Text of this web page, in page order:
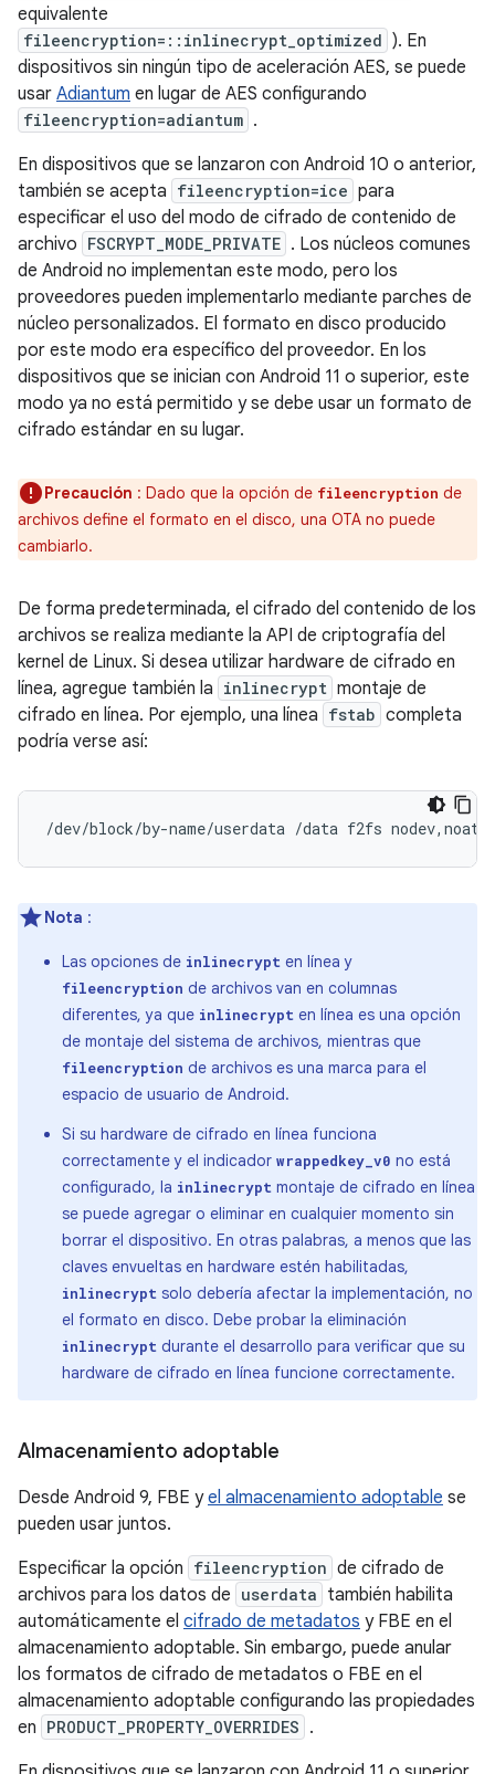
equivalente
fileencryption=::inlinecrypt_optimized ). En
dispositivos sin ningún tipo de aceleración AES, se puede
usar Adiantum en lugar de AES configurando
fileencryption=adiantum .
En dispositivos que se lanzaron con Android 10 o anterior,
también se acepta fileencryption=ice para
especificar el uso del modo de cifrado de contenido de
archivo FSCRYPT_MODE_PRIVATE . Los núcleos comunes
de Android no implementan este modo, pero los
proveedores pueden implementarlo mediante parches de
núcleo personalizados. El formato en disco producido
por este modo era específico del proveedor. En los
dispositivos que se inician con Android 11 o superior, este
modo ya no está permitido y se debe usar un formato de
cifrado estándar en su lugar.
Precaución : Dado que la opción de fileencryption de
archivos define el formato en el disco, una OTA no puede
cambiarlo.
De forma predeterminada, el cifrado del contenido de los
archivos se realiza mediante la API de criptografía del
kernel de Linux. Si desea utilizar hardware de cifrado en
línea, agregue también la inlinecrypt montaje de
cifrado en línea. Por ejemplo, una línea fstab completa
podría verse así:
/dev/block/by-name/userdata /data f2fs
Nota :
Las opciones de inlinecrypt en línea y
fileencryption de archivos van en columnas
diferentes, ya que inlinecrypt en línea es una opción
de montaje del sistema de archivos, mientras que
fileencryption de archivos es una marca para el
espacio de usuario de Android.
Si su hardware de cifrado en línea funciona
correctamente y el indicador wrappedkey_v0 no está
configurado, la inlinecrypt montaje de cifrado en línea
se puede agregar o eliminar en cualquier momento sin
borrar el dispositivo. En otras palabras, a menos que las
claves envueltas en hardware estén habilitadas,
inlinecrypt solo debería afectar la implementación, no
el formato en disco. Debe probar la eliminación
inlinecrypt durante el desarrollo para verificar que su
hardware de cifrado en línea funcione correctamente.
Almacenamiento adoptable
Desde Android 9, FBE yel almacenamiento adoptable se
pueden usar juntos.
Especificar la opción fileencryption de cifrado de
archivos para los datos de userdata también habilita
automáticamente el cifrado de metadatos y FBE en el
almacenamiento adoptable. Sin embargo, puede anular
los formatos de cifrado de metadatos o FBE en el
almacenamiento adoptable configurando las propiedades
en PRODUCT_PROPERTY_OVERRIDES .